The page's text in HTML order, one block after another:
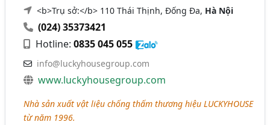
<b>Trụ sở:</b> 110 Thái Thịnh, Đống Đa, Hà Nội
(024) 35373421
Hotline:0835 045 055
info@luckyhousegroup.com
www.luckyhousegroup.com
Nhà sản xuất vật liệu chống thấm thương hiệu LUCKYHOUSE
từ năm 1996.